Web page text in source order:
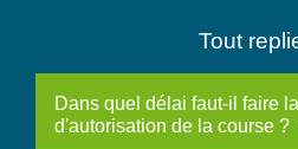
Tout
Dans quel délai faut-il faire
d'autorisation de la course ?